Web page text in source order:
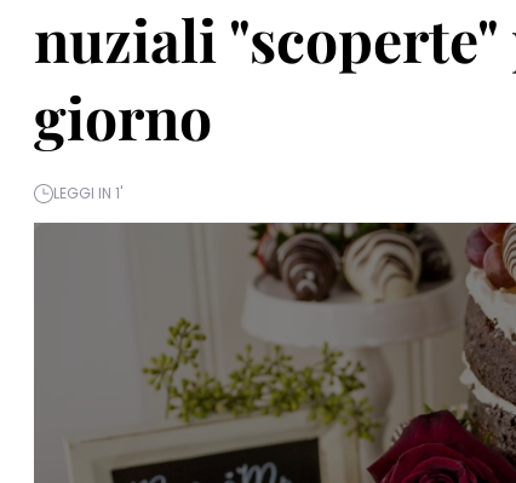
nuziali
giorno
LEGGI IN 1'